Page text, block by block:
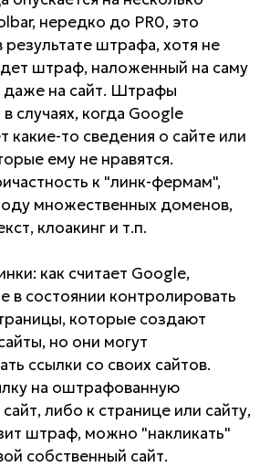
нередко до PR0, это
штрафа, хотя не
штраф, наложенный на саму
даже на сайт. Штрафы
случаях, когда Google
какие-то сведения о сайте или
ему не нравятся.
к "линк-фермам",
множественных доменов,
клоакинг и т.п.
как считает Google,
в состоянии контролировать
которые создают
но они могут
ссылки со своих сайтов.
на оштрафованную
либо к странице или сайту,
штраф, можно "накликать"
собственный сайт.